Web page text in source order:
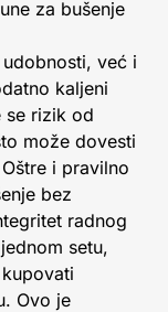
za bušenje
već i
kaljeni
se rizik od
može dovesti
i pravilno
bez
radnog
setu,
Ovo je